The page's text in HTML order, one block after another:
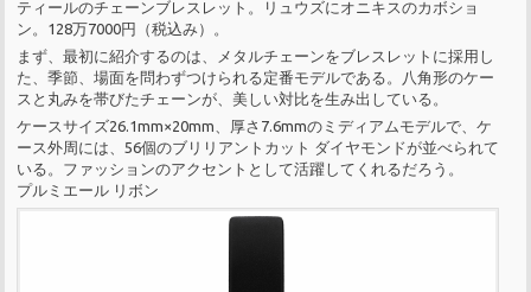
ティールのチェーンブレスレット。リュウズにオニキスのカボショ
ン。128万7000円（税込み）。
まず、最初に紹介するのは、メタルチェーンをブレスレットに採用し
た、季節、場面を問わずつけられる定番モデルである。八角形のケー
スと丸みを帯びたチェーンが、美しい対比を生み出している。
ケースサイズ26.1mm×20mm、厚さ7.6mmのミディアムモデルで、ケ
ース外周には、56個のブリリアントカット ダイヤモンドが並べられて
いる。ファッションのアクセントとして活躍してくれるだろう。
プルミエール リボン